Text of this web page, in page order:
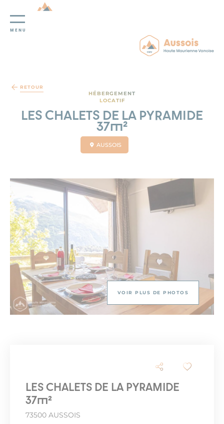
MENU
RETOUR
HÉBERGEMENT
LOCATIF
LES CHALETS DE LA PYRAMIDE
37m²
AUSSOIS
VOIR PLUS DE PHOTOS
LES CHALETS DE LA PYRAMIDE
37m²
73500 AUSSOIS